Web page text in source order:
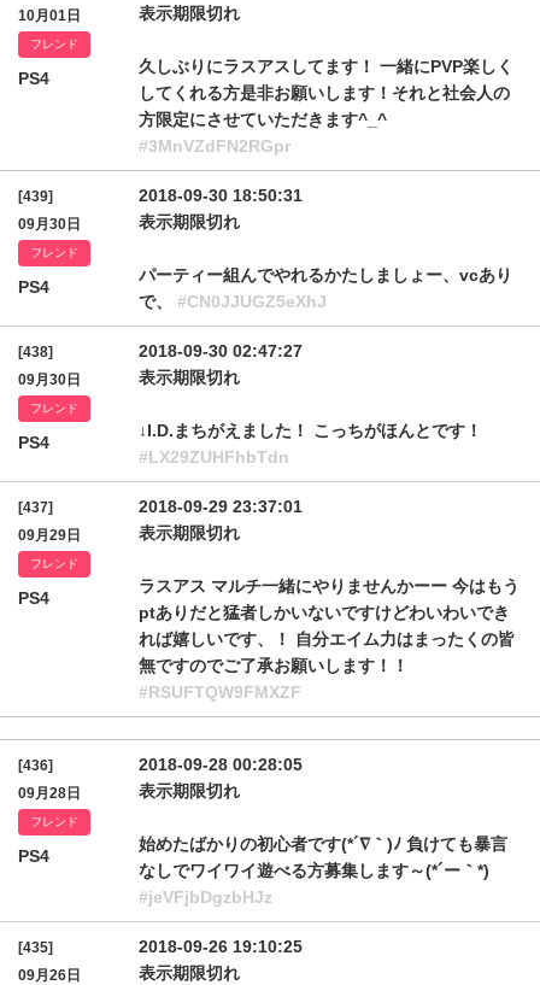
10月01日
フレンド
PS4
表示期限切れ
久しぶりにラスアスしてます！ 一緒にPVP楽しく
してくれる方是非お願いします！それと社会人の
方限定にさせていただきます^_^
#3MnVZdFN2RGpr
[439]
09月30日
フレンド
PS4
2018-09-30 18:50:31
表示期限切れ
パーティー組んでやれるかたしましょー、vcあり
で、 #CN0JJUGZ5eXhJ
[438]
09月30日
フレンド
PS4
2018-09-30 02:47:27
表示期限切れ
↓I.D.まちがえました！ こっちがほんとです！
#LX29ZUHFhbTdn
[437]
09月29日
フレンド
PS4
2018-09-29 23:37:01
表示期限切れ
ラスアス マルチ一緒にやりませんかーー 今はもう
ptありだと猛者しかいないですけどわいわいでき
れば嬉しいです、！ 自分エイム力はまったくの皆
無ですのでご了承お願いします！！
#RSUFTQW9FMXZF
[436]
09月28日
フレンド
PS4
2018-09-28 00:28:05
表示期限切れ
始めたばかりの初心者です(*´∇｀)ﾉ 負けても暴言
なしでワイワイ遊べる方募集します～(*´ー｀*)
#jeVFjbDgzbHJz
[435]
09月26日
2018-09-26 19:10:25
表示期限切れ